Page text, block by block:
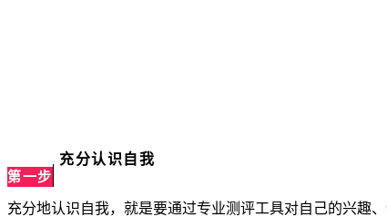
第一步
充分认识自我
充分地认识自我，就是要通过专业测评工具对自己的兴趣